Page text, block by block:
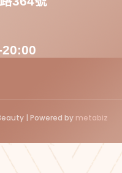
| Powered by metabiz